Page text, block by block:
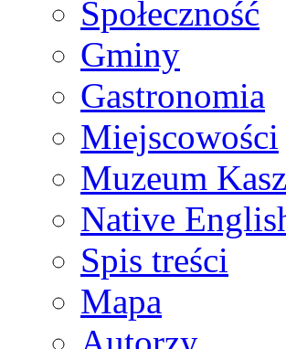
Społeczność
Gminy
Gastronomia
Miejscowości
Muzeum
Native
Spis treści
Mapa